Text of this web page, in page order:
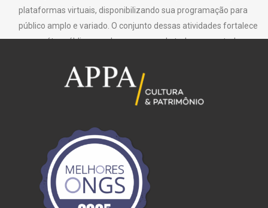
plataformas virtuais, disponibilizando sua programação para
público amplo e variado. O conjunto dessas atividades fortalece
seu caráter público, sendo um espaço de todos e para todos.
Texto: Fundação Clóvis Salgado